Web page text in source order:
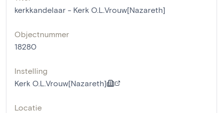
kerkkandelaar - Kerk O.L.Vrouw[Nazareth]
Objectnummer
18280
Instelling
Kerk O.L.Vrouw[Nazareth]
Locatie